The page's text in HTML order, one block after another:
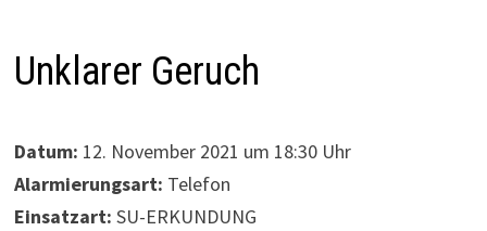
Unklarer Geruch
Datum: 12. November 2021 um 18:30 Uhr
Alarmierungsart: Telefon
Einsatzart: SU-ERKUNDUNG